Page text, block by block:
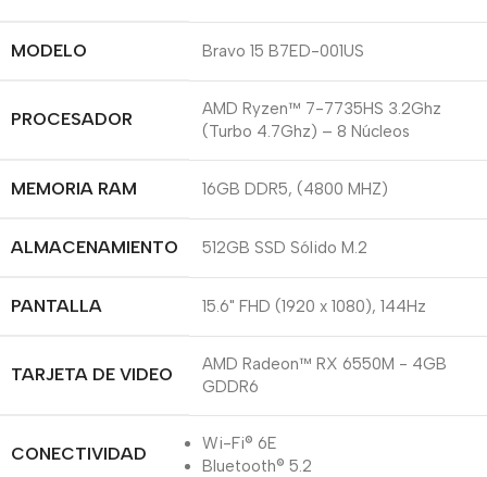
MODELO Bravo 15 B7ED-001US
PROCESADOR
AMD Ryzen™ 7-7735HS 3.2Ghz
(Turbo 4.7Ghz) – 8 Núcleos
MEMORIA RAM 16GB DDR5, (4800 MHZ)
ALMACENAMIENTO 512GB SSD Sólido M.2
PANTALLA 15.6" FHD (1920 x 1080), 144Hz
TARJETA DE VIDEO
AMD Radeon™ RX 6550M - 4GB
GDDR6
CONECTIVIDAD
Wi-Fi® 6E
Bluetooth® 5.2